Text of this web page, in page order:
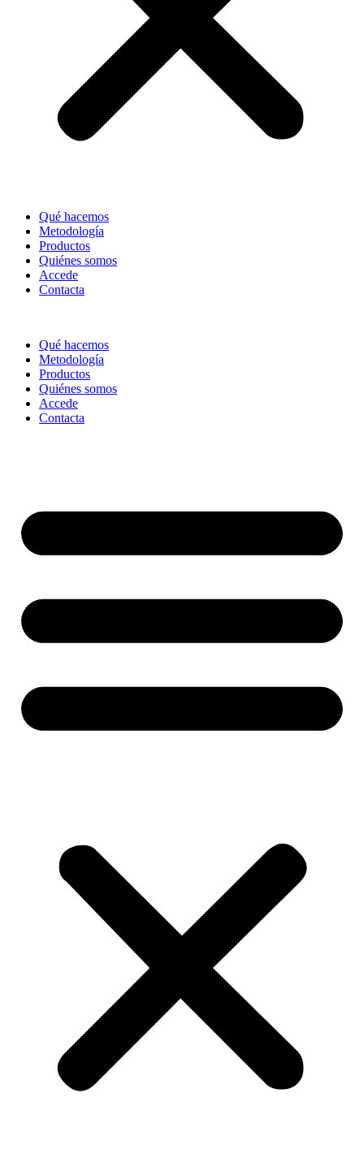
Qué hacemos
Metodología
Productos
Quiénes somos
Accede
Contacta
Qué hacemos
Metodología
Productos
Quiénes somos
Accede
Contacta